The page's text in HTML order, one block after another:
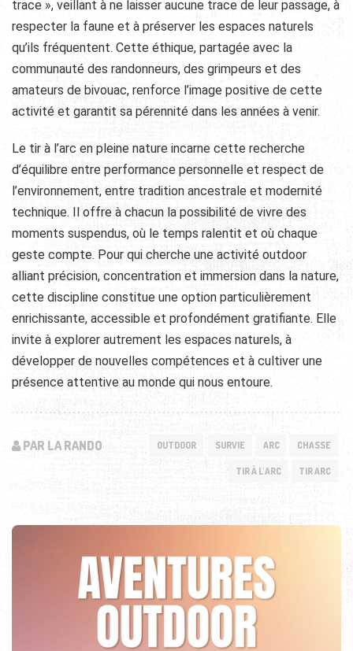
trace », veillant à ne laisser aucune trace de leur passage, à
respecter la faune et à préserver les espaces naturels
qu’ils fréquentent. Cette éthique, partagée avec la
communauté des randonneurs, des grimpeurs et des
amateurs de bivouac, renforce l’image positive de cette
activité et garantit sa pérennité dans les années à venir.
Le tir à l’arc en pleine nature incarne cette recherche
d’équilibre entre performance personnelle et respect de
l’environnement, entre tradition ancestrale et modernité
technique. Il offre à chacun la possibilité de vivre des
moments suspendus, où le temps ralentit et où chaque
geste compte. Pour qui cherche une activité outdoor
alliant précision, concentration et immersion dans la nature,
cette discipline constitue une option particulièrement
enrichissante, accessible et profondément gratifiante. Elle
invite à explorer autrement les espaces naturels, à
développer de nouvelles compétences et à cultiver une
présence attentive au monde qui nous entoure.
PAR LA RANDO OUTDOOR SURVIE ARC CHASSE
TIR À L'ARC TIR ARC